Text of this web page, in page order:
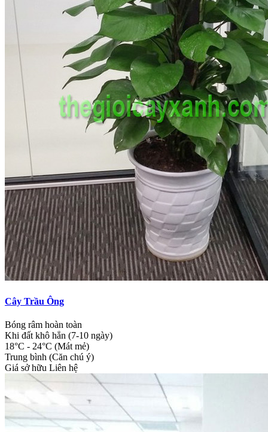
Cây Trầu Ông
Bóng râm hoàn toàn
Khi đất khô hẳn (7-10 ngày)
18°C - 24°C (Mát mẻ)
Trung bình (Căn chú ý)
Giá sở hữu Liên hệ